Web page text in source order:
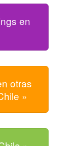
en
otras
»